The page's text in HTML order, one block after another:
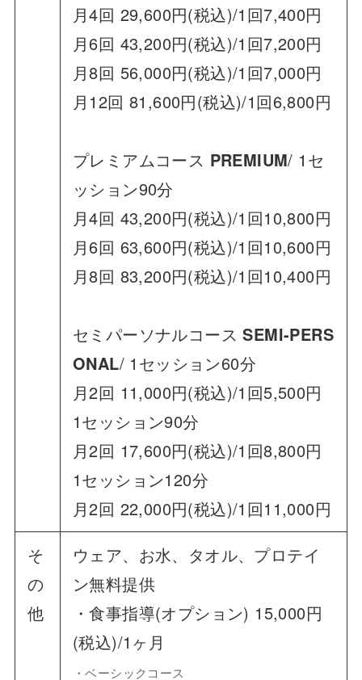
月4回 29,600円(税込)/1回7,400円
月6回 43,200円(税込)/1回7,200円
月8回 56,000円(税込)/1回7,000円
月12回 81,600円(税込)/1回6,800円
プレミアムコース PREMIUM/ 1セ
ッション90分
月4回 43,200円(税込)/1回10,800円
月6回 63,600円(税込)/1回10,600円
月8回 83,200円(税込)/1回10,400円
セミパーソナルコースSEMI-PERS
ONAL/ 1セッション60分
月2回 11,000円(税込)/1回5,500円
1セッション90分
月2回 17,600円(税込)/1回8,800円
1セッション120分
月2回 22,000円(税込)/1回11,000円
そ
の
他
ウェア、お水、タオル、プロテイ
ン無料提供
・食事指導(オプション) 15,000円
(税込)/1ヶ月
・ベーシックコース